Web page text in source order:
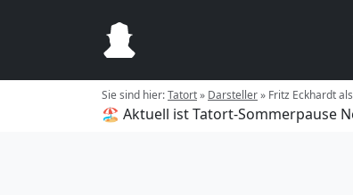
Sie sind hier:Tatort» Darsteller» Fritz Eckhardt
🏖️ Aktuell ist Tatort-Sommerpause